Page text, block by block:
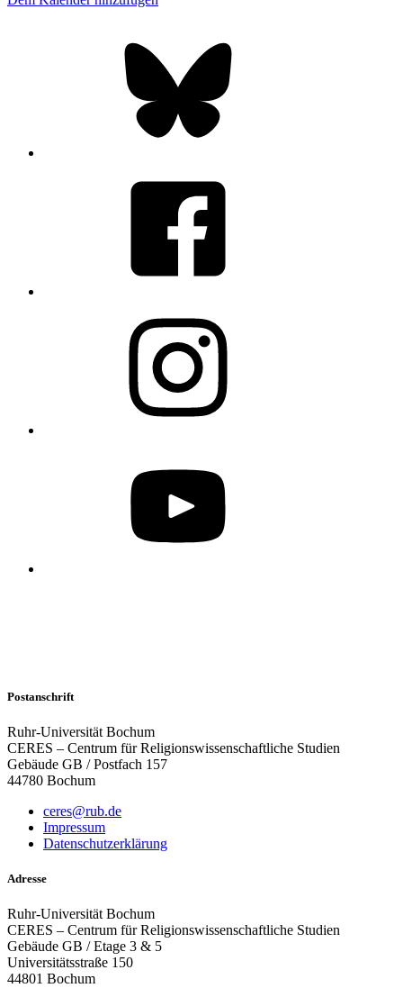
Postanschrift
Ruhr-Universität Bochum
CERES – Centrum für Religionswissenschaftliche Studien
Gebäude GB / Postfach 157
44780 Bochum
ceres@rub.de
Impressum
Datenschutzerklärung
Adresse
Ruhr-Universität Bochum
CERES – Centrum für Religionswissenschaftliche Studien
Gebäude GB / Etage 3 & 5
Universitätsstraße 150
44801 Bochum